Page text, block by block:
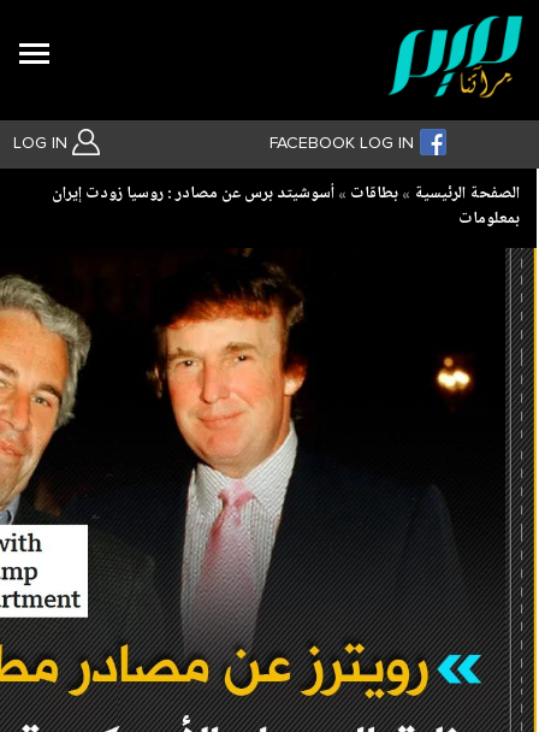
LOG IN FACEBOOK LOG IN
Breadcrumb
الصفحة الرئيسية بطاقات
أسوشيتد برس عن مصادر : روسيا زودت إيران
بمعلومات